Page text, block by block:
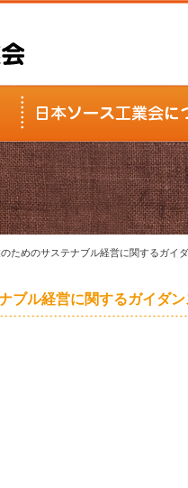
ためのサステナブル経営に関するガイ
ブル経営に関するガイダ